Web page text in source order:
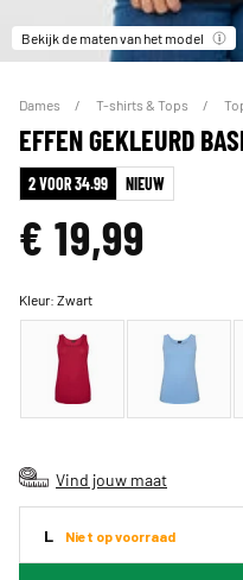
Bekijk de maten van het model
Dames T-shirts & Tops
EFFEN GEKLEURD
2 VOOR 34.99 NIEUW
€ 19,99
Kleur:Zwart
Vind jouw maat
L Niet op voorraad